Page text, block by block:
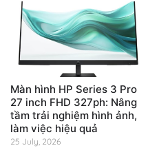
Màn hình HP Series 3 Pro
27 inch FHD 327ph: Nâng
tầm trải nghiệm hình ảnh,
làm việc hiệu quả
25 July, 2026